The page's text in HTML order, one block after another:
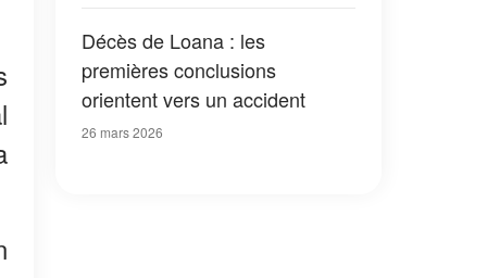
Décès de Loana : les
premières conclusions
orientent vers un accident
26 mars 2026